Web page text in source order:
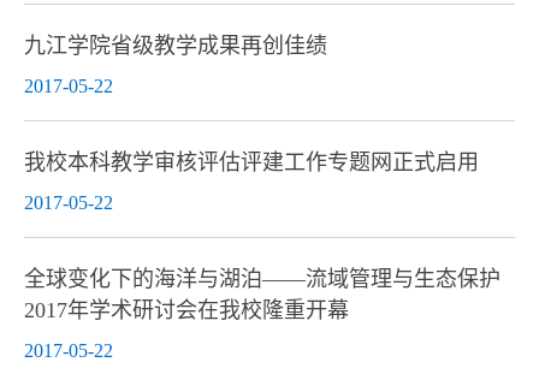
九江学院省级教学成果再创佳绩
2017-05-22
我校本科教学审核评估评建工作专题网正式启用
2017-05-22
全球变化下的海洋与湖泊——流域管理与生态保护
2017年学术研讨会在我校隆重开幕
2017-05-22